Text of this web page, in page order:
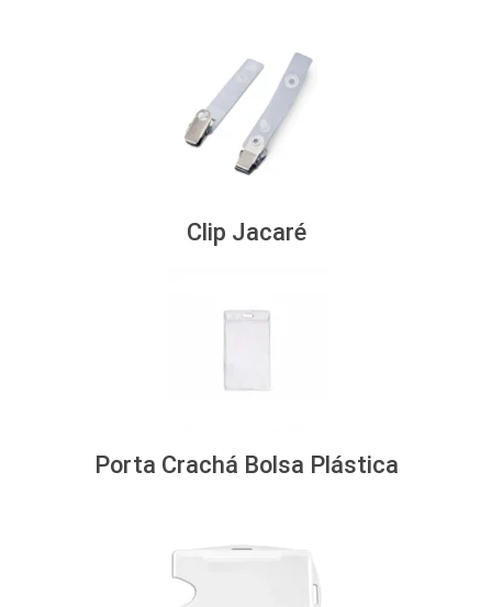
Clip Jacaré
Porta Crachá Bolsa Plástica